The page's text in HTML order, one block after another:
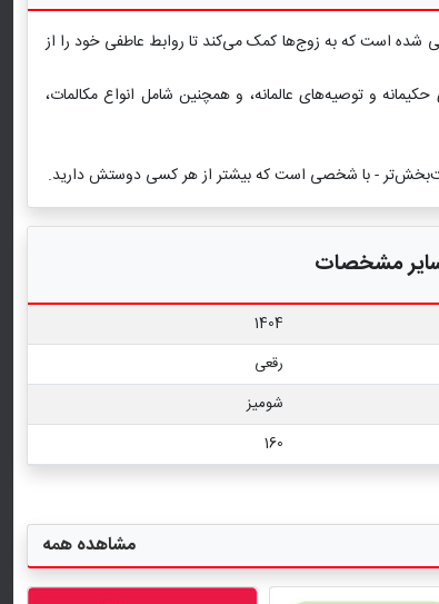
شده است که به زوج‌ها کمک می‌کند تا روابط عاطفی خود را از
و توصیه‌های عالمانه، و همچنین شامل انواع مکالمات،
- با شخصی است که بیشتر از هر کسی دوستش دارید.
مشخصات
1404
رقعی
شومیز
160
مشاهده همه